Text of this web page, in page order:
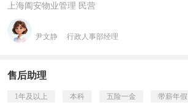
上海阖安物业管理 民营
尹文静 行政人事部经理
售后助理
1年及以上 本科 五险一金 带薪年假